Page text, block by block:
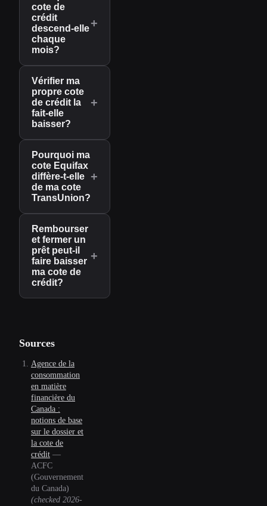
cote de
crédit
descend-elle
chaque
mois?
+
Vérifier ma
propre cote
de crédit la
fait-elle
baisser?
+
Pourquoi ma
cote Equifax
diffère-t-elle
de ma cote
TransUnion?
+
Rembourser
et fermer un
prêt peut-il
faire baisser
ma cote de
crédit?
+
Sources
Agence de la
consommation
en matière
financière du
Canada :
notions de base
sur le dossier et
la cote de
crédit —
ACFC
(Gouvernement
du Canada)
(checked 2026-